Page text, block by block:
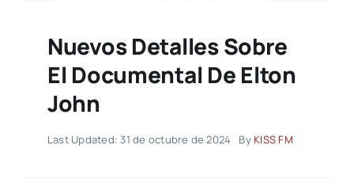
Nuevos Detalles Sobre
El Documental De Elton
John
Last Updated: 31 de octubre de 2024 By KISS FM